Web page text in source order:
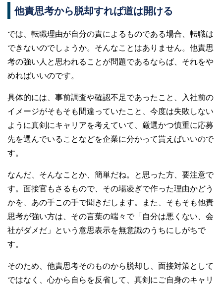
他責思考から脱却すれば道は開ける
では、転職理由が自分の責によるものである場合、転職は
できないのでしょうか。そんなことはありません。他責思
考の強い人と思われることが問題であるならば、それをや
めればいいのです。
具体的には、事前調査や確認不足であったこと、入社前の
イメージがそもそも間違っていたこと、今度は失敗しない
ように真剣にキャリアを考えていて、厳選かつ慎重に応募
先を選んでいることなどを企業に分かって貰えばいいので
す。
なんだ、そんなことか、簡単だね。と思った方、要注意で
す。面接官もさるもので、その場凌ぎで作った理由かどう
かを、あの手この手で聞きだします。また、そもそも他責
思考が強い方は、その言葉の端々で「自分は悪くない、会
社がダメだ」という意思表示を無意識のうちにしがちで
す。
そのため、他責思考そのものから脱却し、面接対策として
ではなく、心から自らを反省して、真剣にご自身のキャリ